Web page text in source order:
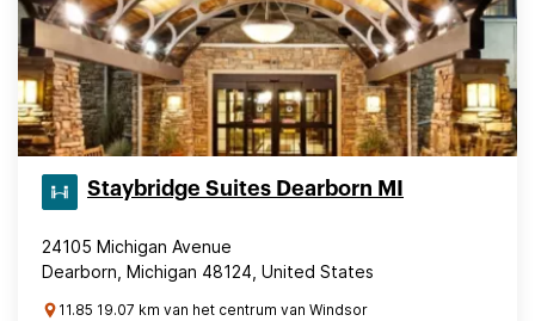
Staybridge Suites Dearborn MI
24105 Michigan Avenue
Dearborn, Michigan 48124, United States
11.85 19.07 km van het centrum van Windsor